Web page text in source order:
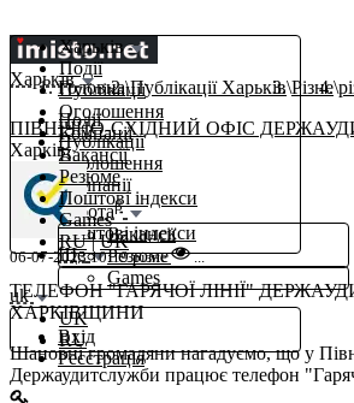
Харьків
Події
Публікації
Оголошення
Компанії
Вакансії
Резюме
Поштові індекси
Games
RU|UK
Харьків
Події
Публікації
Оголошення
Компанії
Роботаβ
Вакансії
Резюме
Поштові індекси
Ще
Games
uk
UK
RU
Вхід
Реєстрація
Головна Публікації Харьків Різне
ПІВНІЧНО-СХІДНИЙ ОФІС
Харків,
06-07-2023 10:19різне ...
ТЕЛЕФОН "ГАРЯЧОЇ ЛІНІЇ"
ХАРКІВЩИНИ
Шановні громадяни нагадуємо, що у
Держаудитслужби працює телефон